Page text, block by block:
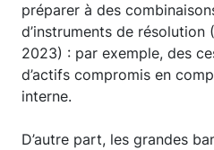
préparer à des
d’instruments de résolution
2023) : par exemple, des
d’actifs compromis en
interne.
D’autre part, les grandes